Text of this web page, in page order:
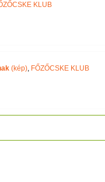
KLUB
(kép), FŐZŐCSKE KLUB